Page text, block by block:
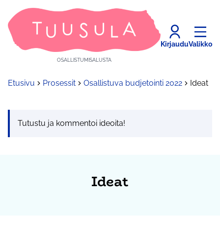
OSALLISTUMISALUSTA
KirjauduValikko
Etusivu Prosessit Osallistuva budjetointi 2022 Ideat
Tutustu ja kommentoi ideoita!
Ideat